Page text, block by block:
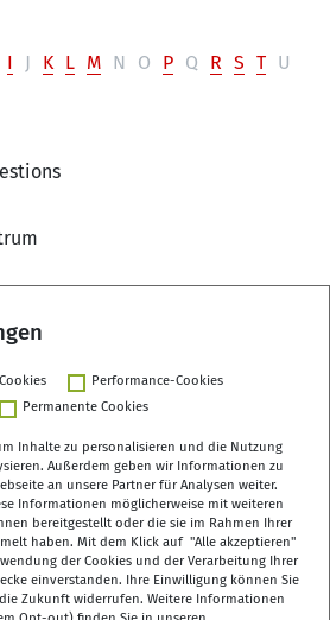
I J K L M N O P Q R S T U
Altersfragen (DZA)
Straße 2
Performance-Cookies
Permanente Cookies
Inhalte zu personalisieren und die Nutzung
Außerdem geben wir Informationen zu
an unsere Partner für Analysen weiter.
Informationen möglicherweise mit weiteren
bereitgestellt oder die sie im Rahmen Ihrer
haben. Mit dem Klick auf "Alle akzeptieren"
der Cookies und der Verarbeitung Ihrer
einverstanden. Ihre Einwilligung können Sie
Zukunft widerrufen. Weitere Informationen